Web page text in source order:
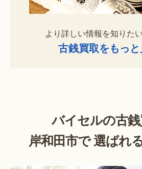
より詳しい情報を知りた
古銭買取をもっ
バイセルの古
岸和田市で 選ばれ